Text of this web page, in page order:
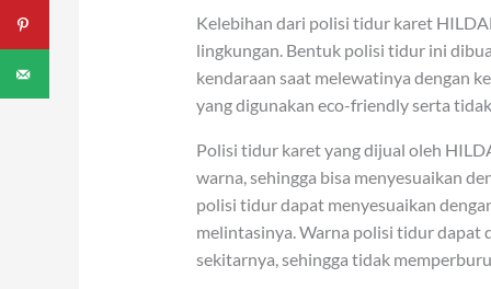
Kelebihan dari polisi tidur karet
lingkungan. Bentuk polisi tidur ini
kendaraan saat melewatinya dengan
yang digunakan eco-friendly serta
Polisi tidur karet yang dijual oleh
warna, sehingga bisa menyesuaikan
polisi tidur dapat menyesuaikan
melintasinya. Warna polisi tidur dapat
sekitarnya, sehingga tidak